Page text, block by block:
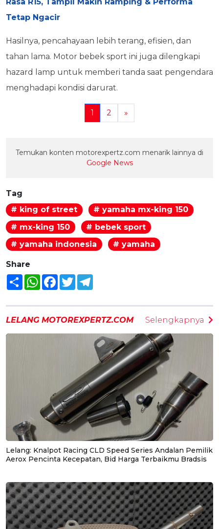
Tetap Ngacir
Hasilnya, pencahayaan lebih terang, efisien, dan
tahan lama. Motor bebek sport ini juga dilengkapi
hazard lamp untuk memberi tanda saat pengendara
menghadapi kondisi darurat.
1 2 »
Temukan konten motorexpertz.com menarik lainnya di
Google News
Tag
# king of street
# yamaha mx-king 150
# mx-king 150
# bebek sport
# yamaha indonesia
# yamaha
Share
Share WhatsAppFacebook
Twitter
LELANG MOTOREXPERTZ.COM Selengkapnya
Lelang: Knalpot Racing CLD Speed Series Andalan Pemilik
Aerox Pencinta Kecepatan, Bid Harga Terbaikmu Bradsis